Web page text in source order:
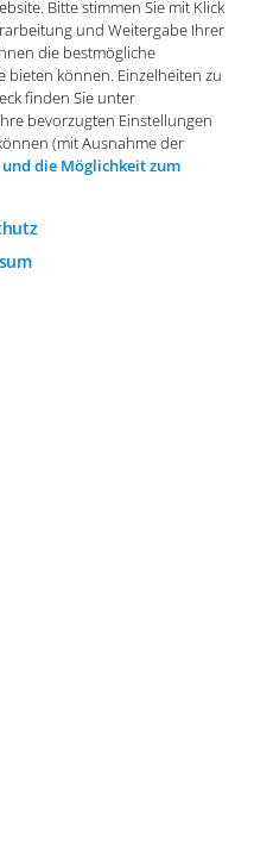
Kontakt
Bitte stimmen Sie mit Klick
und Weitergabe Ihrer
die bestmögliche
können. Einzelheiten zu
finden Sie unter
bevorzugten Einstellungen
(mit Ausnahme der
die Möglichkeit zum
(mit Ausnahme der
die Möglichkeit zum
wichtig für die einwandfreie
verwendet, um das